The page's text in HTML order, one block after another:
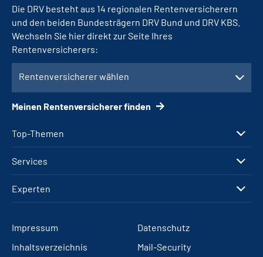
Top-Themen
Services
Experten
Die DRV besteht aus 14 regionalen Rentenversicherern
und den beiden Bundesträgern DRV Bund und DRV KBS.
Wechseln Sie hier direkt zur Seite Ihres
Rentenversicherers:
Rentenversicherer wählen
Meinen Rentenversicherer finden
Impressum
Datenschutz
Inhaltsverzeichnis
Mail-Security